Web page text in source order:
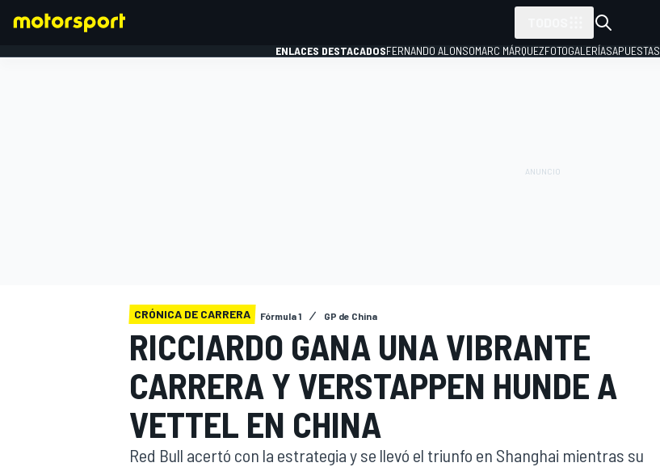
ENLACES DESTACADOSFERNANDO ALONSOMARC MÁRQUEZFOTOGALERÍASAPUESTAS
CRÓNICA DE CARRERA Fórmula 1 GP de China
RICCIARDO GANA UNA VIBRANTE
CARRERA Y VERSTAPPEN HUNDE A
VETTEL EN CHINA
Red Bull acertó con la estrategia y se llevó el triunfo en Shanghai mientras su